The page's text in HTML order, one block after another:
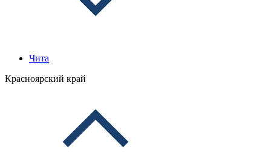
Чита
Красноярский край